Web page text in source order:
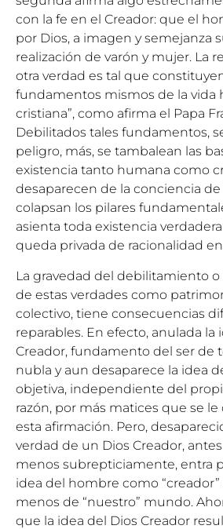
con la fe en el Creador: que el
por Dios, a imagen y semejanza
realización de varón y mujer. La
otra verdad es tal que
fundamentos mismos de la vida
cristiana”, como afirma el Papa
Debilitados tales fundamentos,
peligro, más, se tambalean las
existencia tanto humana como
desaparecen de la conciencia
colapsan los pilares
asienta toda existencia
queda privada de racionalidad
La gravedad del debilitamiento
de estas verdades como
colectivo, tiene consecuencias
reparables. En efecto, anulada la
Creador, fundamento del ser de
nubla y aun desaparece la idea
objetiva, independiente del
razón, por más matices que se
esta afirmación. Pero,
verdad de un Dios Creador,
menos subrepticiamente, entra
idea del hombre como
menos de “nuestro” mundo.
que la idea del Dios Creador